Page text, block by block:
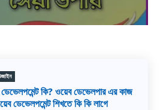
কি? ওয়েব ডেভেলপার এর কাজ
ডেভেলপমেন্ট শিখতে কি কি লাগে